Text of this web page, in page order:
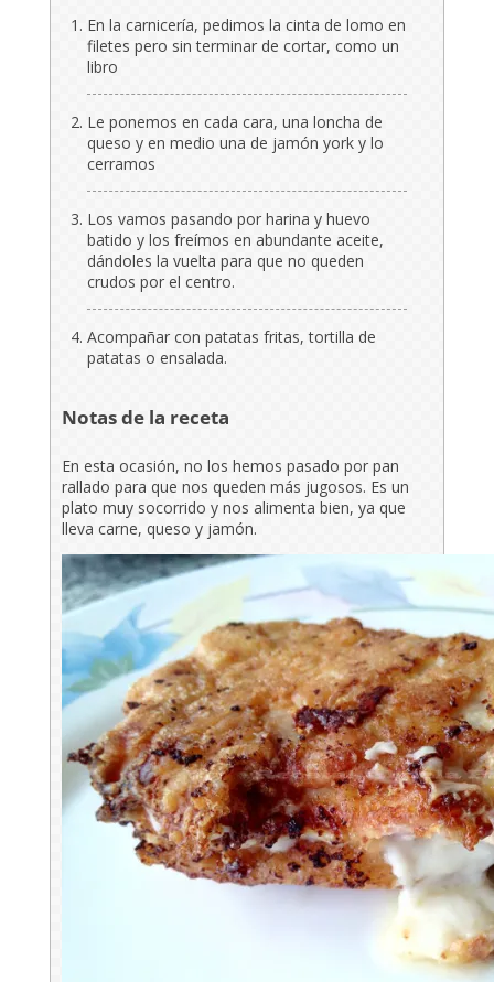
En la carnicería, pedimos la cinta de lomo en
filetes pero sin terminar de cortar, como un
libro
Le ponemos en cada cara, una loncha de
queso y en medio una de jamón york y lo
cerramos
Los vamos pasando por harina y huevo
batido y los freímos en abundante aceite,
dándoles la vuelta para que no queden
crudos por el centro.
Acompañar con patatas fritas, tortilla de
patatas o ensalada.
Notas de la receta
En esta ocasión, no los hemos pasado por pan
rallado para que nos queden más jugosos. Es un
plato muy socorrido y nos alimenta bien, ya que
lleva carne, queso y jamón.